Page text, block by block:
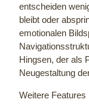
entscheiden
bleibt oder
emotionalen
Hingsen, der als
Neugestaltung
Weitere Features